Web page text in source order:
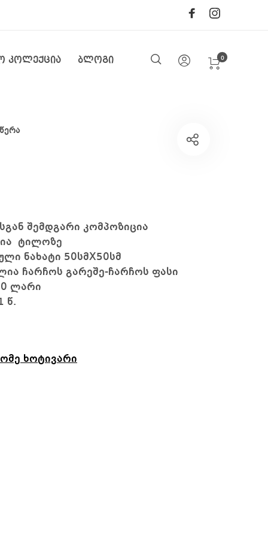
კოლექცია ბლოგი 0
შემდგარი კომპოზიცია
ტილოზე
ნახატი 50სმX50სმ
ჩარჩოს გარეშე-ჩარჩოს ფასი
ლარი
წ.
ხოტივარი